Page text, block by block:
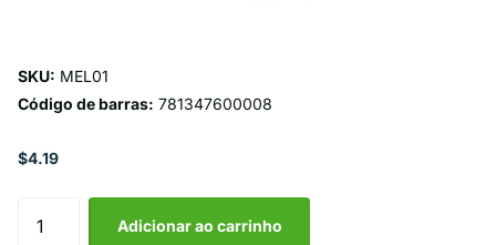
SKU: MEL01
Código de barras: 781347600008
$4.19
Adicionar ao carrinho